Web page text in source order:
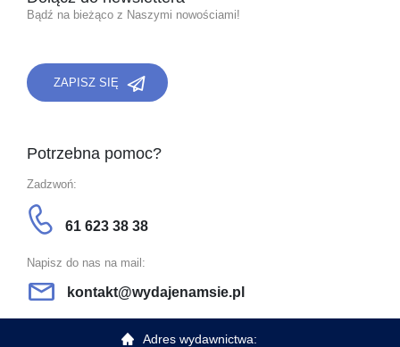
Bądź na bieżąco z Naszymi nowościami!
ZAPISZ SIĘ
Potrzebna pomoc?
Zadzwoń:
61 623 38 38
Napisz do nas na mail:
kontakt@wydajenamsie.pl
Adres wydawnictwa: